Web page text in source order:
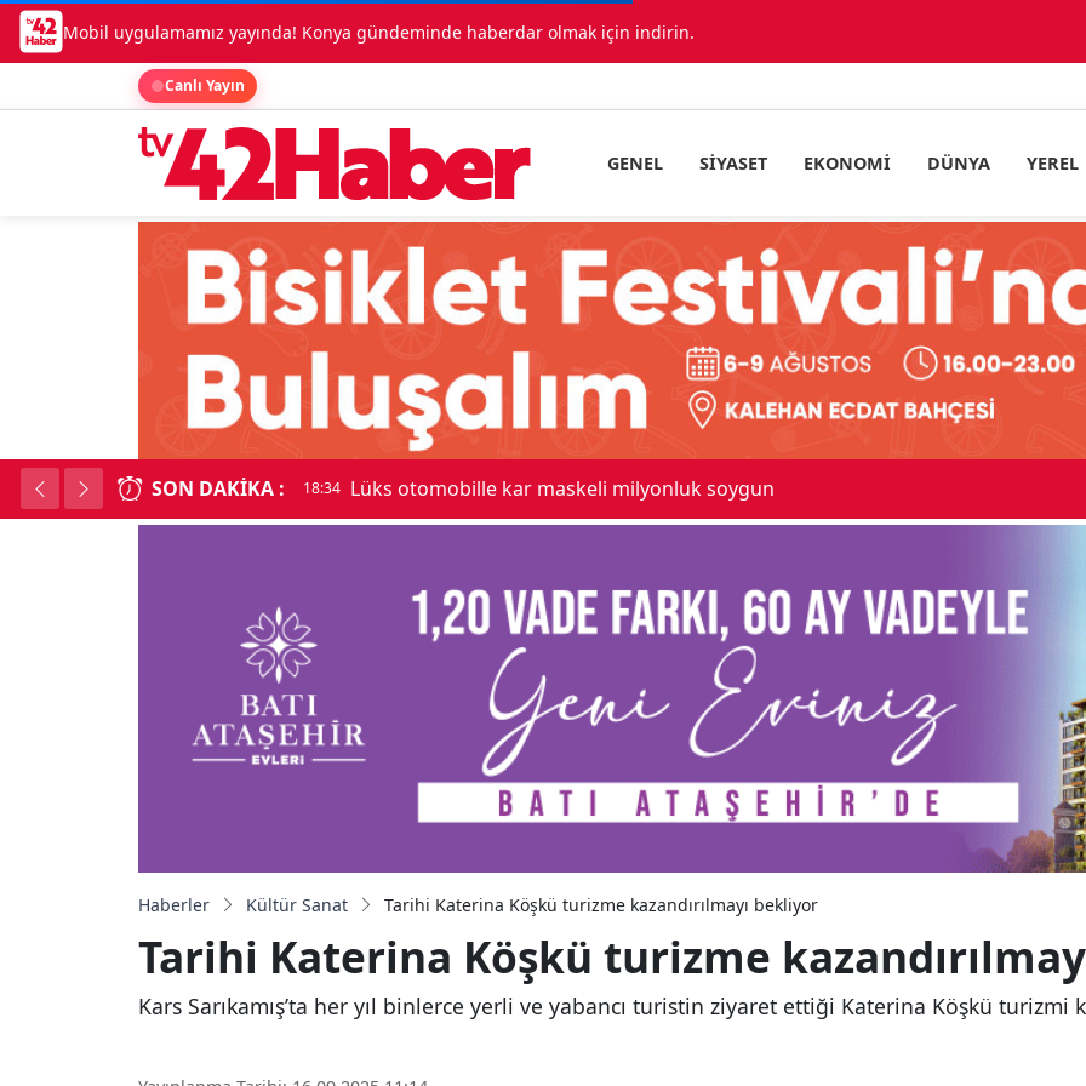
Mobil uygulamamız yayında! Konya gündeminde haberdar olmak için indirin.
Canlı Yayın
GENEL SIYASET EKONOMI DÜNYA YEREL
SON DAKIKA : 18:34 Lüks otomobille kar maskeli milyonluk soygun
Haberler Kültür Sanat Tarihi Katerina Köşkü turizme kazandırılmayı bekliyor
Tarihi Katerina Köşkü turizme
Kars Sarıkamış’ta her yıl binlerce yerli ve yabancı turistin ziyaret ettiği Katerina Köşkü turizmi